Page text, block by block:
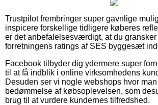
Trustpilot frembringer super gavnlige
inspicere forskellige tidligere køberes
er det anbefalelsesværdigt, at du
forretningens ratings af SES byggesæt
Facebook tilbyder dig ydermere super
til at få indblik i online virksomhedens
Desuden ser vi nogle webshops hvor
bedømmelse af købsoplevelsen, som
brug til at vurdere kundernes tilfredshed.